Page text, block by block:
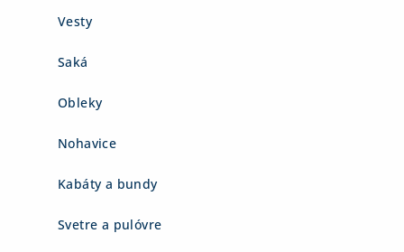
Vesty
Saká
Obleky
Nohavice
Kabáty a bundy
Svetre a pulóvre